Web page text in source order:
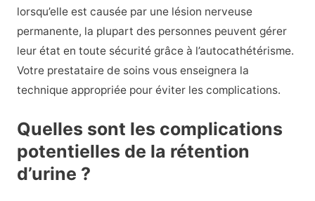
lorsqu’elle est causée par une lésion nerveuse
permanente, la plupart des personnes peuvent gérer
leur état en toute sécurité grâce à l’autocathétérisme.
Votre prestataire de soins vous enseignera la
technique appropriée pour éviter les complications.
Quelles sont les complications
potentielles de la rétention
d’urine ?